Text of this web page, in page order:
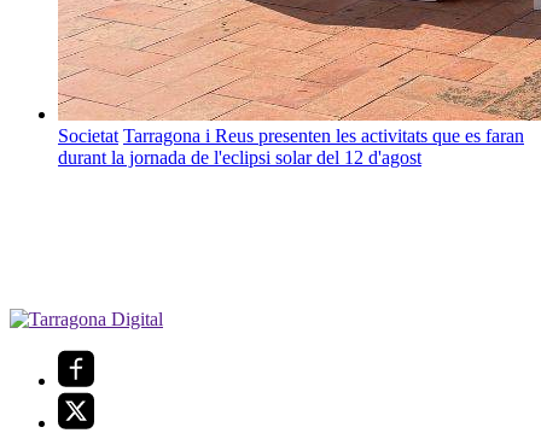
Societat Tarragona i Reus presenten les activitats que es faran
durant la jornada de l'eclipsi solar del 12 d'agost